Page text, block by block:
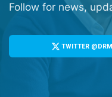
Follow for news,
TWITTER